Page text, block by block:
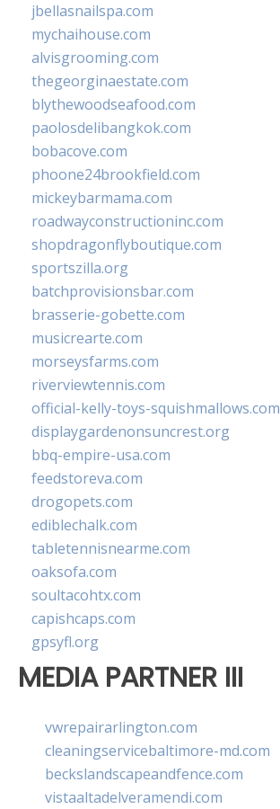
jbellasnailspa.com
mychaihouse.com
alvisgrooming.com
thegeorginaestate.com
blythewoodseafood.com
paolosdelibangkok.com
bobacove.com
phoone24brookfield.com
mickeybarmama.com
roadwayconstructioninc.com
shopdragonflyboutique.com
sportszilla.org
batchprovisionsbar.com
brasserie-gobette.com
musicrearte.com
morseysfarms.com
riverviewtennis.com
official-kelly-toys-squishmallows.com
displaygardenonsuncrest.org
bbq-empire-usa.com
feedstoreva.com
drogopets.com
ediblechalk.com
tabletennisnearme.com
oaksofa.com
soultacohtx.com
capishcaps.com
gpsyfl.org
MEDIA PARTNER III
vwrepairarlington.com
cleaningservicebaltimore-md.com
beckslandscapeandfence.com
vistaaltadelveramendi.com